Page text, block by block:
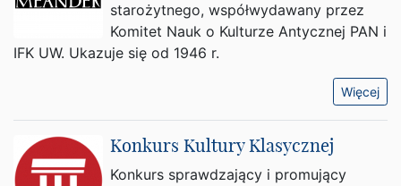
starożytnego, współwydawany przez
Komitet Nauk o Kulturze Antycznej PAN i
IFK UW. Ukazuje się od 1946 r.
Więcej
Konkurs Kultury Klasycznej
Konkurs sprawdzający i promujący